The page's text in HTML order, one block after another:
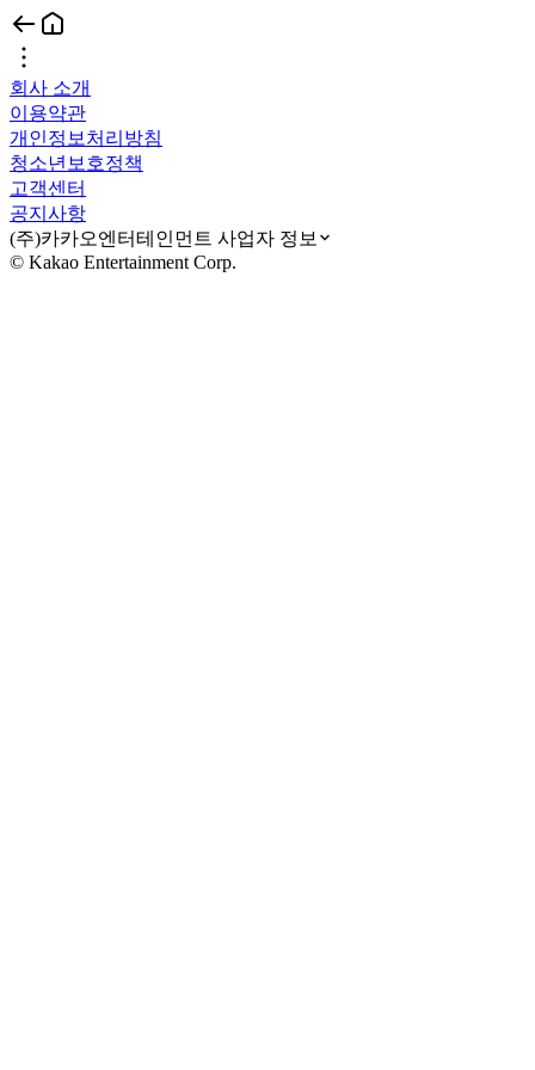
회사 소개
이용약관
개인정보처리방침
청소년보호정책
고객센터
공지사항
(주)카카오엔터테인먼트 사업자 정보
© Kakao Entertainment Corp.